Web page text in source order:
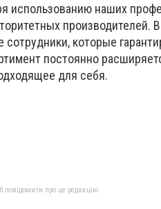
использованию наших
производителей.
которые
постоянно
для себя.
повідомити про це редакцію